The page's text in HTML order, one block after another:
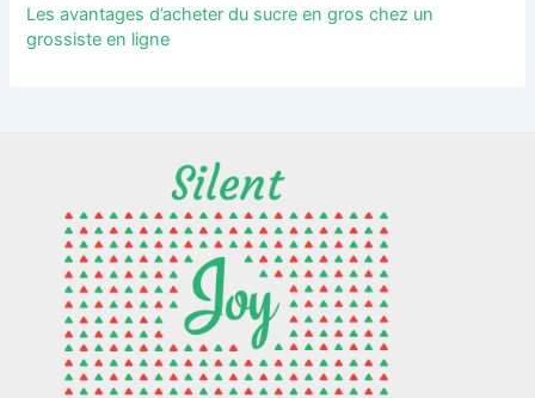
Les avantages d’acheter du sucre en gros chez un
grossiste en ligne